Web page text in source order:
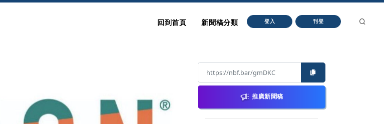
回到首頁 新聞稿分類 登入 刊登
推廣新聞稿